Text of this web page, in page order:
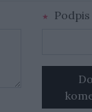
Podpis